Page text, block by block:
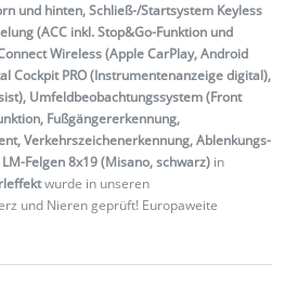
und hinten, Schließ-/Startsystem Keyless
(ACC inkl. Stop&Go-Funktion und
Wireless (Apple CarPlay, Android
Cockpit PRO (Instrumentenanzeige digital),
Umfeldbeobachtungssystem (Front
Fußgängererkennung,
Verkehrszeichenerkennung, Ablenkungs-
Felgen 8x19 (Misano, schwarz) in
wurde in unseren
und Nieren geprüft! Europaweite